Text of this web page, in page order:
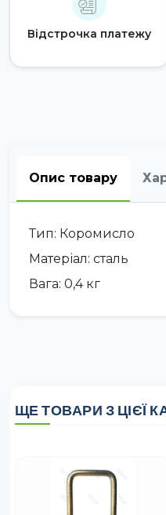
Відстрочка платежу
Опис товару
Тип: Коромисло
Матеріал: сталь
Вага: 0,4 кг
ЩЕ ТОВАРИ З ЦІЄЇ